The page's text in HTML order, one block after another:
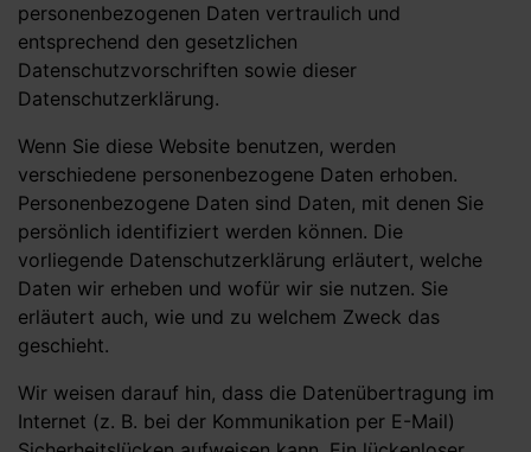
personenbezogenen Daten vertraulich und
entsprechend den gesetzlichen
Datenschutzvorschriften sowie dieser
Datenschutzerklärung.
Wenn Sie diese Website benutzen, werden
verschiedene personenbezogene Daten erhoben.
Personenbezogene Daten sind Daten, mit denen Sie
persönlich identifiziert werden können. Die
vorliegende Datenschutzerklärung erläutert, welche
Daten wir erheben und wofür wir sie nutzen. Sie
erläutert auch, wie und zu welchem Zweck das
geschieht.
Wir weisen darauf hin, dass die Datenübertragung im
Internet (z. B. bei der Kommunikation per E-Mail)